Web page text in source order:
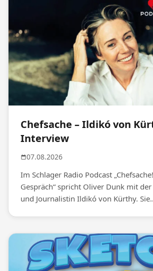
Chefsache – Ildikó von
Interview
07.08.2026
Im Schlager Radio Podcast
Gespräch“ spricht Oliver Dunk mit
und Journalistin Ildikó von Kürthy.